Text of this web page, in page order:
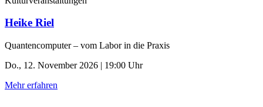
Heike Riel
Quantencomputer – vom Labor in die Praxis
Do., 12. November 2026 | 19:00 Uhr
Mehr erfahren